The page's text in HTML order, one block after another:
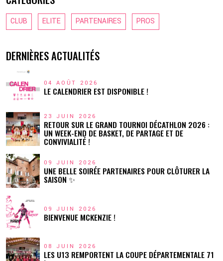
CLUB ELITE PARTENAIRES PROS
DERNIÈRES ACTUALITÉS
04 AOÛT 2026
LE CALENDRIER EST DISPONIBLE !
23 JUIN 2026
RETOUR SUR LE GRAND TOURNOI DÉCATHLON 2026 :
UN WEEK-END DE BASKET, DE PARTAGE ET DE
CONVIVIALITÉ !
09 JUIN 2026
UNE BELLE SOIRÉE PARTENAIRES POUR CLÔTURER LA
SAISON ✨
09 JUIN 2026
BIENVENUE MCKENZIE !
08 JUIN 2026
LES U13 REMPORTENT LA COUPE DÉPARTEMENTALE 71